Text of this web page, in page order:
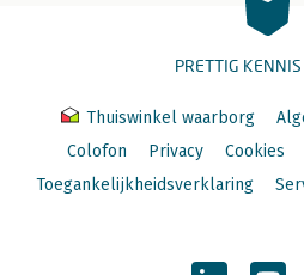
PRETTIG
Thuiswinkel waarborg
Colofon
Privacy Cookies
Toegankelijkheidsverklaring